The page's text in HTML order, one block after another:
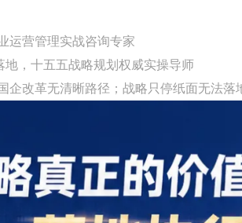
运营管理实战咨询专家
地，十五五战略规划权威实操导师
企改革无清晰路径；战略只停纸面无法